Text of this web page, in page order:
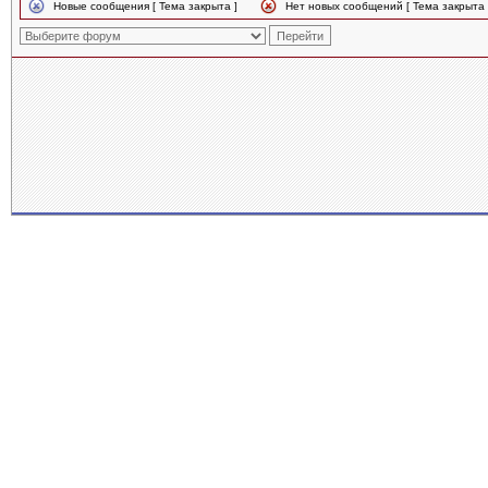
Новые сообщения [ Тема закрыта ] Нет новых сообщений [ Тема закрыта